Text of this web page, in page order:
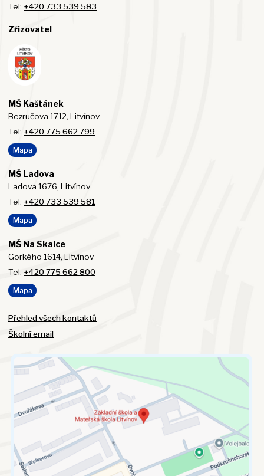
Tel: +420 733 539 583
Zřizovatel
MŠ Kaštánek
Bezručova 1712, Litvínov
Tel: +420 775 662 799
Mapa
MŠ Ladova
Ladova 1676, Litvínov
Tel: +420 733 539 581
Mapa
MŠ Na Skalce
Gorkého 1614, Litvínov
Tel: +420 775 662 800
Mapa
Přehled všech kontaktů
Školní email